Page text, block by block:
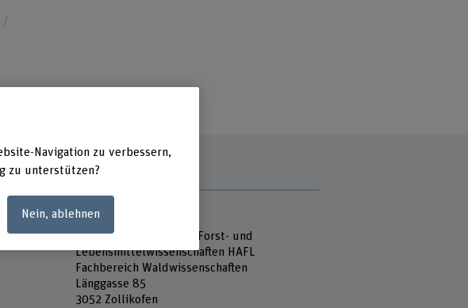
Berner Fachhochschule
Hochschule für Agrar-, Forst- und
Lebensmittelwissenschaften HAFL
Fachbereich Waldwissenschaften
Länggasse 85
3052 Zollikofen
Navigation zu verbessern,
zu unterstützen?
Nein, ablehnen